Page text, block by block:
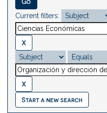
Current filters:
Start a new search